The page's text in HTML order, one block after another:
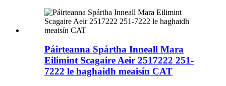
Páirteanna Spártha Inneall Mara
Eilimint Scagaire Aeir 2517222 251-
7222 le haghaidh meaisín CAT